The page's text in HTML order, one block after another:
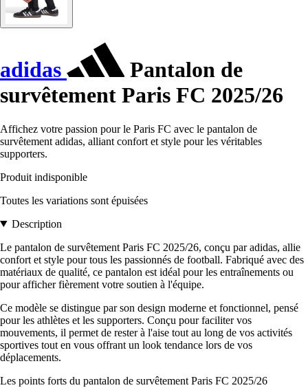
adidas
Pantalon de
survêtement Paris FC 2025/26
Affichez votre passion pour le Paris FC avec le pantalon de
survêtement adidas, alliant confort et style pour les véritables
supporters.
Produit indisponible
Toutes les variations sont épuisées
Description
Le pantalon de survêtement Paris FC 2025/26, conçu par adidas, allie
confort et style pour tous les passionnés de football. Fabriqué avec des
matériaux de qualité, ce pantalon est idéal pour les entraînements ou
pour afficher fièrement votre soutien à l'équipe.
Ce modèle se distingue par son design moderne et fonctionnel, pensé
pour les athlètes et les supporters. Conçu pour faciliter vos
mouvements, il permet de rester à l'aise tout au long de vos activités
sportives tout en vous offrant un look tendance lors de vos
déplacements.
Les points forts du pantalon de survêtement Paris FC 2025/26